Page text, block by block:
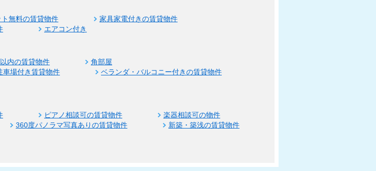
無料の賃貸物件
家具家電付きの賃貸物件
エアコン付き
内の賃貸物件
角部屋
車場付き賃貸物件
ベランダ・バルコニー付きの賃貸物件
ピアノ相談可の賃貸物件
楽器相談可の物件
360度パノラマ写真ありの賃貸物件
新築・築浅の賃貸物件